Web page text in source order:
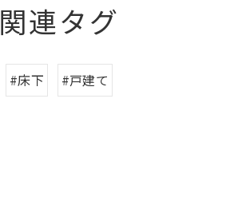
関連タグ
#床下 #戸建て